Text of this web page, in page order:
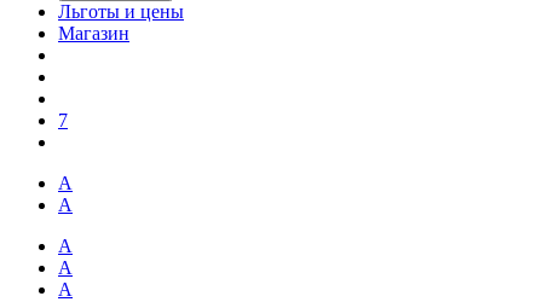
Льготы и цены
Магазин
7
А
А
А
А
А